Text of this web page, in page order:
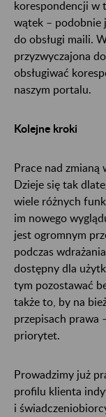
korespondencji w
wątek – podobnie
do obsługi maili.
przyzwyczajona
obsługiwać
naszym portalu.
Kolejne kroki
Prace nad
Dzieje się tak
wiele różnych
im nowego
jest ogromnym
podczas
dostępny dla
tym pozostawać
także to, by na
przepisach prawa
priorytet.
Prowadzimy już
profilu klienta
i